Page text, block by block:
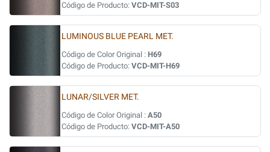
Código de Producto: VCD-MIT-S03
LUMINOUS BLUE PEARL MET.
Código de Color Original : H69
Código de Producto: VCD-MIT-H69
LUNAR/SILVER MET.
Código de Color Original : A50
Código de Producto: VCD-MIT-A50